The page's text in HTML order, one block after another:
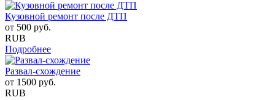
Кузовной ремонт после ДТП
от 500 руб.
RUB
Подробнее
Развал-схождение
от 1500 руб.
RUB